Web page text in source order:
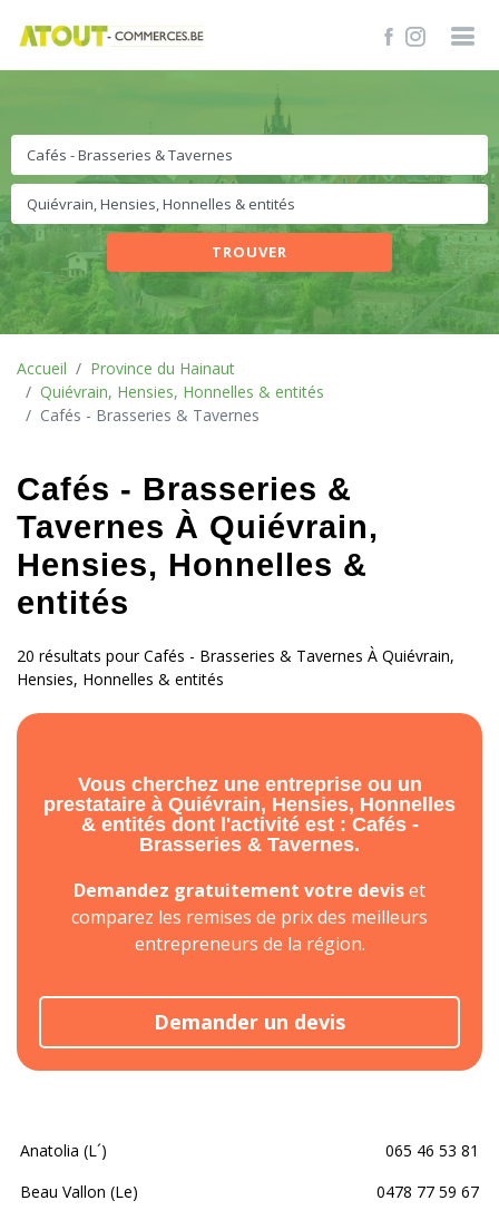
TROUVER
Accueil
Province du Hainaut
Quiévrain, Hensies, Honnelles & entités
Cafés - Brasseries & Tavernes
Cafés - Brasseries &
Tavernes À Quiévrain,
Hensies, Honnelles &
entités
20 résultats pour Cafés - Brasseries & Tavernes À Quiévrain,
Hensies, Honnelles & entités
Vous cherchez une entreprise ou un
prestataire à Quiévrain, Hensies, Honnelles
& entités dont l'activité est : Cafés -
Brasseries & Tavernes.
Demandez gratuitement votre deviset
comparez les remises de prix des meilleurs
entrepreneurs de la région.
Demander un devis
Anatolia (L´)
065 46 53 81
Beau Vallon (Le)
0478 77 59 67